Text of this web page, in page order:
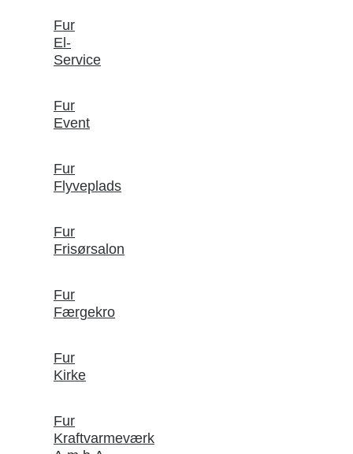
Fur
El-
Service
Fur
Event
Fur
Flyveplads
Fur
Frisørsalon
Fur
Færgekro
Fur
Kirke
Fur
Kraftvarmeværk